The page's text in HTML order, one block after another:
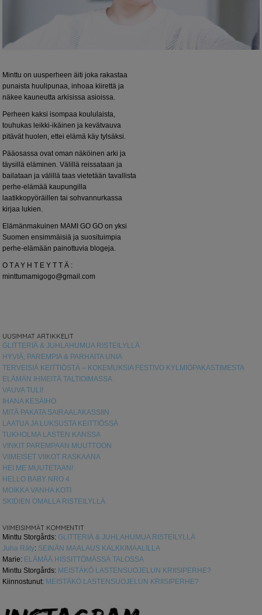
Minttu on uusperheen äiti joka rakastaa
punaista huulipunaa, inhoaa kiirettä ja
näkee kauneutta arkisissa asioissa.
Perheen kaksi isompaa koululaista,
touhukas leikki-ikäinen ja kevätvauva
pitävät huolen, ettei elämä käy tylsäksi.
Pääosassa ovat oman näköinen arki ja
täysillä eläminen. Välillä reissataan ja
bailataan ja välillä taas vietetään tavallista
perhe-elämää kaupungilla
laatikkopyöräillen tai sohvannurkassa
kirjaa lukien.
Elämänmakuinen MAMI GO GO on yksi
Suomen ensimmäisiä ja suosituimpia
perhe-elämään painottuvia blogeja.
O T A Y H T E Y T T Ä :
minttumamigogo@gmail.com
UUSIMMAT ARTIKKELIT
GLITTERIÄ & JUHLAHUMUA RISTEILYLLÄ
HYVIÄ, PAREMPIA & PARHAITA UNIA
TERVEISIÄ KEITTIÖSTÄ – KOKEMUKSIA FESTIVO KYLMIÖPAKASTIMESTA
ELÄMÄN IHMEITÄ TALTIOIMASSA
VAUVA TULI!
IHANA KESÄIHO
MITÄ PAKATA SAIRAALAKASSIIN
LAATUA JA LUKSUSTA KEITTIÖSSÄ
TUKHOLMA LASTEN KANSSA
VINKIT PAREMPAAN MUUTTOON
VIIMEISET VIIKOT RASKAANA
HEI ME MUUTETAAN!
HELLO BABY NRO 4
MOIKKA VANHA KOTI
SKIDIEN OMALLA RISTEILYLLÄ
VIIMEISIMMÄT KOMMENTIT
Minttu Storgårds: GLITTERIÄ & JUHLAHUMUA RISTEILYLLÄ
Juha Räty: SEINÄN MAALAUS KALKKIMAALILLA
Marie: ELÄMÄÄ HISSITTÖMÄSSÄ TALOSSA
Minttu Storgårds: MEISTÄKÖ LASTENSUOJELUN KRIISIPERHE?
Kiinnostunut: MEISTÄKÖ LASTENSUOJELUN KRIISIPERHE?